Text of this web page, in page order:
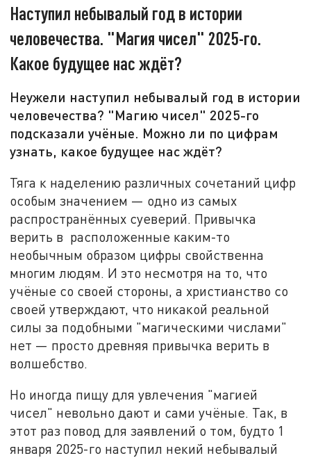
Наступил небывалый год в истории
человечества. "Магия чисел" 2025-го.
Какое будущее нас ждёт?
Неужели наступил небывалый год в истории
человечества? "Магию чисел" 2025-го
подсказали учёные. Можно ли по цифрам
узнать, какое будущее нас ждёт?
Тяга к наделению различных сочетаний цифр
особым значением — одно из самых
распространённых суеверий. Привычка
верить в расположенные каким-то
необычным образом цифры свойственна
многим людям. И это несмотря на то, что
учёные со своей стороны, а христианство со
своей утверждают, что никакой реальной
силы за подобными "магическими числами"
нет — просто древняя привычка верить в
волшебство.
Но иногда пищу для увлечения "магией
чисел" невольно дают и сами учёные. Так, в
этот раз повод для заявлений о том, будто 1
января 2025-го наступил некий небывалый